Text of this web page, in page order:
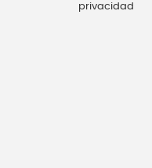
privacidad